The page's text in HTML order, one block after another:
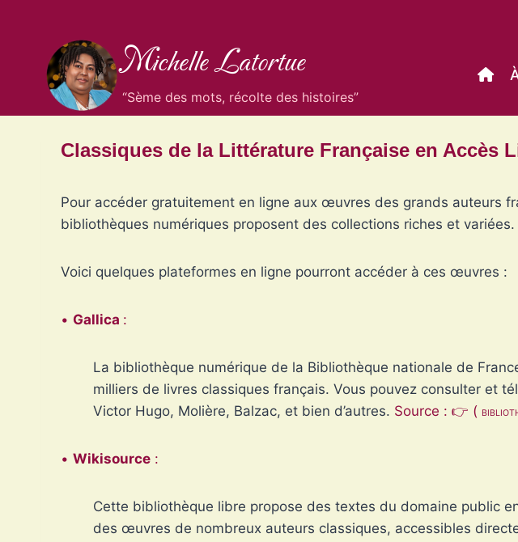
contenu
Michelle Latortue
“Sème des mots, récolte des histoires”
Classiques de la Littérature Française en Accès
Pour accéder gratuitement en ligne aux œuvres des grands auteurs
bibliothèques numériques proposent des collections riches et variées.
Voici quelques plateformes en ligne pourront accéder à ces œuvres :
• Gallica :
La bibliothèque numérique de la Bibliothèque nationale de
milliers de livres classiques français. Vous pouvez consulter et
Victor Hugo, Molière, Balzac, et bien d’autres. Source : 👉 (
• Wikisource :
Cette bibliothèque libre propose des textes du domaine public
des œuvres de nombreux auteurs classiques, accessibles